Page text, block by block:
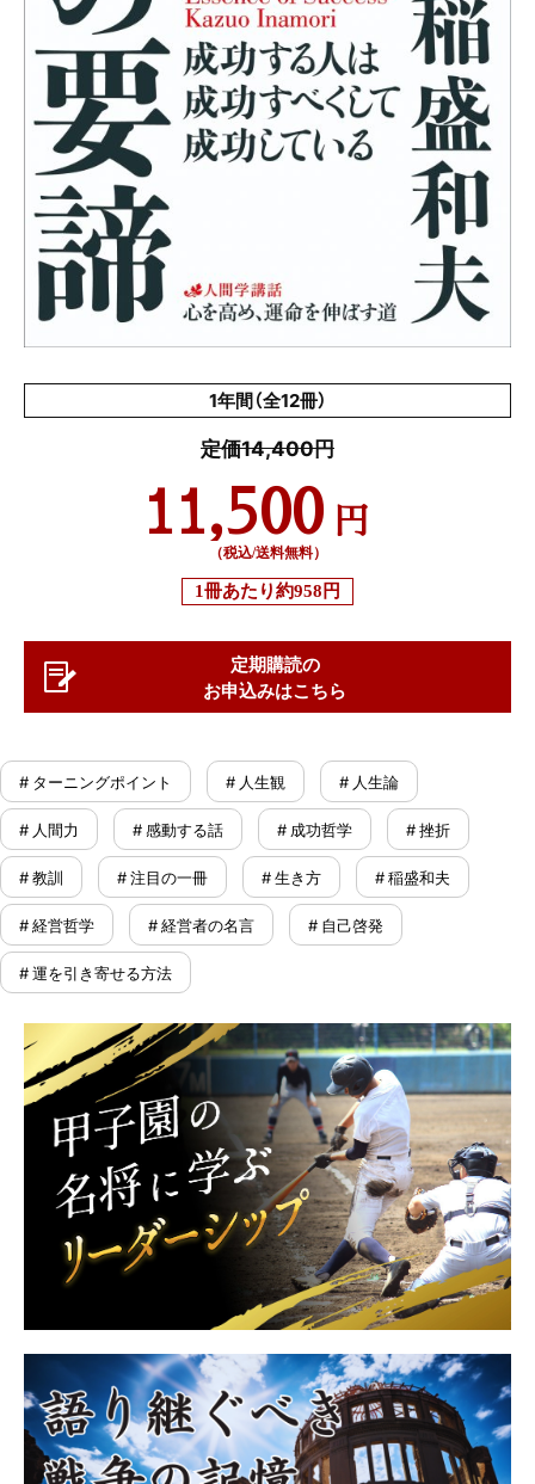
1年間（全12冊）
定価14,400円
11,500 円
（税込/送料無料）
1冊あたり約958円
定期購読の
お申込みはこちら
# ターニングポイント # 人生観 # 人生論
# 人間力 # 感動する話 # 成功哲学 # 挫折
# 教訓 # 注目の一冊 # 生き方 # 稲盛和夫
# 経営哲学 # 経営者の名言 # 自己啓発
# 運を引き寄せる方法